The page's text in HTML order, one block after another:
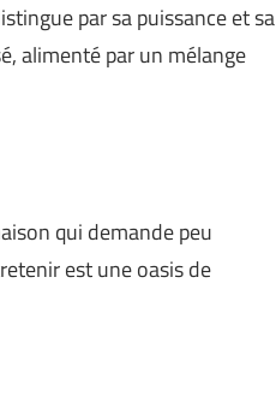
par sa puissance et sa
alimenté par un mélange
qui demande peu
est une oasis de